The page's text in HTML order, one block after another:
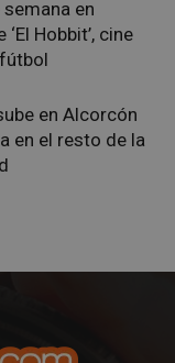
en
Hobbit’, cine
en Alcorcón
en el resto de la
23 horas 59